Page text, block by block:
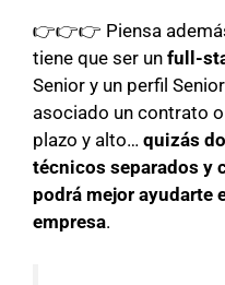
👉👉👉 Piensa
tiene que ser un full-
Senior y un perfil
asociado un contrato
plazo y alto… quizás
técnicos separados y
podrá mejor ayudarte
empresa.